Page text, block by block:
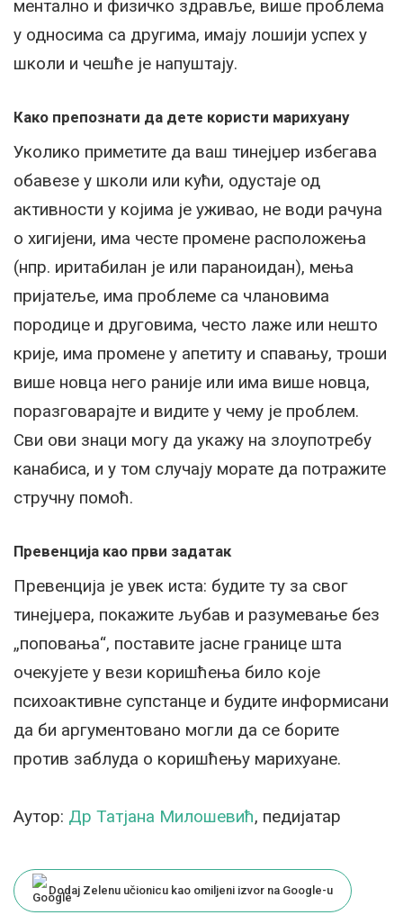
ментално и физичко здравље, више проблема
у односима са другима, имају лошији успех у
школи и чешће је напуштају.
Како препознати да дете користи марихуану
Уколико приметите да ваш тинејџер избегава
обавезе у школи или кући, одустаје од
активности у којима је уживао, не води рачуна
о хигијени, има честе промене расположења
(нпр. иритабилан је или параноидан), мења
пријатеље, има проблеме са члановима
породице и друговима, често лаже или нешто
крије, има промене у апетиту и спавању, троши
више новца него раније или има више новца,
поразговарајте и видите у чему је проблем.
Сви ови знаци могу да укажу на злоупотребу
канабиса, и у том случају морате да потражите
стручну помоћ.
Превенција као први задатак
Превенција је увек иста: будите ту за свог
тинејџера, покажите љубав и разумевање без
„поповања“, поставите јасне границе шта
очекујете у вези коришћења било које
психоактивне супстанце и будите информисани
да би аргументовано могли да се борите
против заблуда о коришћењу марихуане.
Аутор: Др Татјана Милошевић, педијатар
Dodaj Zelenu učionicu kao omiljeni izvor na Google-u